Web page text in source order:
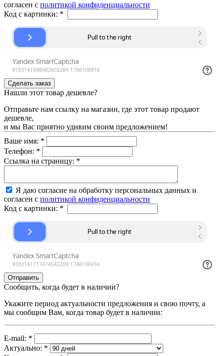
согласен с политикой конфиденциальности
Код с картинки: *
Нашли этот товар дешевле?
Отправьте нам ссылку на магазин, где этот товар продают
дешевле,
и мы Вас приятно удивим своим предложением!
Ваше имя: *
Телефон: *
Ссылка на страницу: *
Я даю согласие на обработку персональных данных и
согласен с политикой конфиденциальности
Код с картинки: *
Сообщить, когда будет в наличии?
Укажите период актуальности предложения и свою почту, а
мы сообщим Вам, когда товар будет в наличии:
E-mail: *
Актуально: *